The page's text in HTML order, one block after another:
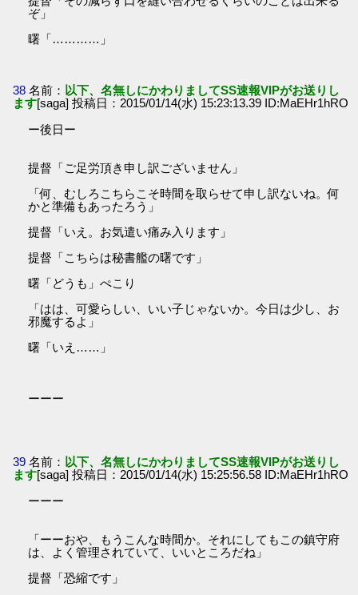
ぞ」
曙「…………」
38 名前： 以下、名無しにかわりましてSS速報VIPがお送りし
ます[saga] 投稿日：2015/01/14(水) 15:23:13.39 ID:MaEHr1hRO
ー後日ー
提督「ご足労頂き申し訳ございません」
「何、むしろこちらこそ時間を取らせて申し訳ないね。何
かと準備もあったろう」
提督「いえ。お気遣い痛み入ります」
提督「こちらは秘書艦の曙です」
曙「どうも」ぺこり
「はは、可愛らしい、いい子じゃないか。今日は少し、お
邪魔するよ」
曙「いえ……」
ーーー
39 名前： 以下、名無しにかわりましてSS速報VIPがお送りし
ます[saga] 投稿日：2015/01/14(水) 15:25:56.58 ID:MaEHr1hRO
ーーー
「ーーおや、もうこんな時間か。それにしてもこの鎮守府
は、よく管理されていて、いいところだね」
提督「恐縮です」